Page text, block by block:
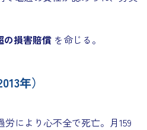
の損害賠償 を命じる。
年）
労により心不全で死亡。月159